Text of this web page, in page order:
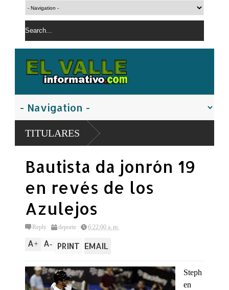
TITULARES
Bautista da jonrón 19
en revés de los
Azulejos
Reply deporte 6:22:00 a. m.
A+ A- PRINT EMAIL
Steph
en